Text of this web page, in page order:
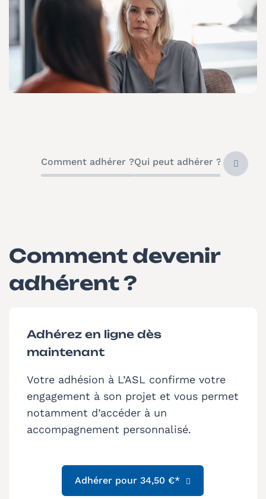
Comment adhérer ?Qui peut adhérer ?
Comment devenir
adhérent ?
Adhérez en ligne dès
maintenant
Votre adhésion à L’ASL confirme votre
engagement à son projet et vous permet
notamment d’accéder à un
accompagnement personnalisé.
Adhérer pour 34,50 €*